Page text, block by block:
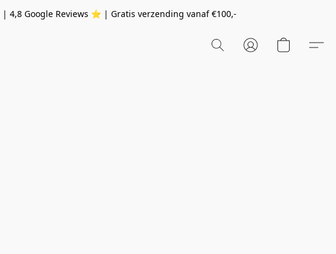
| 4,8 Google Reviews ⭐️ | Gratis verzending vanaf€100,-